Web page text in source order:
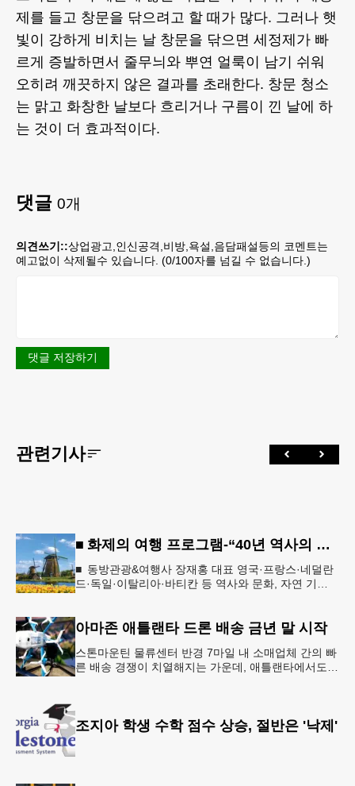
제를 들고 창문을 닦으려고 할 때가 많다. 그러나 햇
빛이 강하게 비치는 날 창문을 닦으면 세정제가 빠
르게 증발하면서 줄무늬와 뿌연 얼룩이 남기 쉬워
오히려 깨끗하지 않은 결과를 초래한다. 창문 청소
는 맑고 화창한 날보다 흐리거나 구름이 낀 날에 하
는 것이 더 효과적이다.
댓글 0개
의견쓰기::상업광고,인신공격,비방,욕설,음담패설등의 코멘트는
예고없이 삭제될수 있습니다. (0/100자를 넘길 수 없습니다.)
댓글 저장하기
관련기사
■ 화제의 여행 프로그램-“40년 역사의 신뢰… 서유럽 8개국 13일 대장정”
■ 동방관광&여행사 장재홍 대표 영국·프랑스·네덜란
드·독일·이탈리아·바티칸 등 역사와 문화, 자연 기
아마존 애틀랜타 드론 배송 금년 말 시작
스톤마운틴 물류센터 반경 7마일 내 소매업체 간의 빠
른 배송 경쟁이 치열해지는 가운데, 애틀랜타에서도
조지아 학생 수학 점수 상승, 절반은 '낙제'